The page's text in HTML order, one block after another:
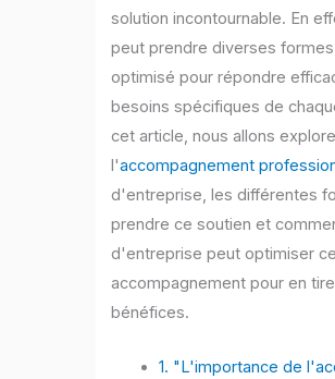
solution incontournable. En
peut prendre diverses
optimisé pour répondre
besoins spécifiques de
cet article, nous allons
l'accompagnement
d'entreprise, les différentes
prendre ce soutien et
d'entreprise peut optimiser
accompagnement pour en
bénéfices.
1. "L'importance de